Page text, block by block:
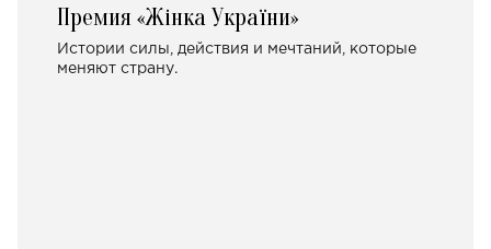
Премия «Жінка України»
Истории силы, действия и мечтаний, которые
меняют страну.